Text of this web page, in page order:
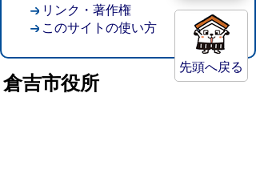
先頭へ戻る
リンク・著作権
このサイトの使い方
倉吉市役所